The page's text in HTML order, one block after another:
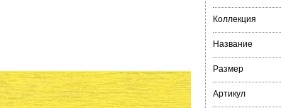
Коллекция
Название
Размер
Артикул